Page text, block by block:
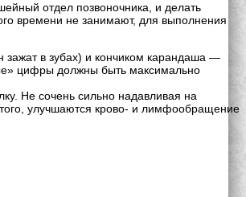
отдел позвоночника, и делать
времени не занимают, для выполнения
зажат в зубах) и кончиком карандаша —
цифры должны быть максимально
Не сочень сильно надавливая на
улучшаются крово- и лимфообращение